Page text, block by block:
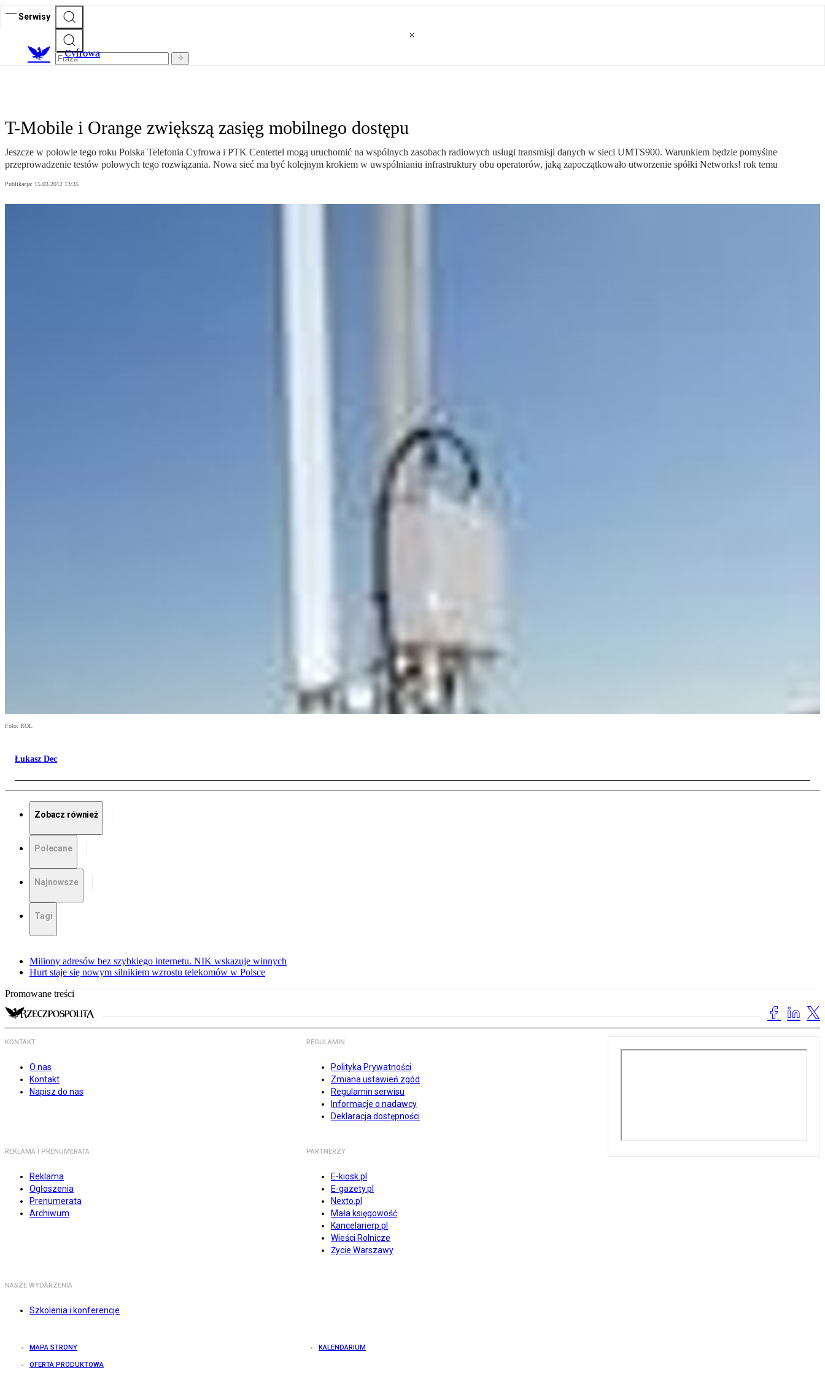
Serwisy
Cyfrowa
T-Mobile i Orange zwiększą zasięg mobilnego dostępu
Jeszcze w połowie tego roku Polska Telefonia Cyfrowa i PTK Centertel mogą uruchomić na wspólnych zasobach radiowych usługi transmisji danych w sieci UMTS900. Warunkiem będzie pomyślne
przeprowadzenie testów polowych tego rozwiązania. Nowa sieć ma być kolejnym krokiem w uwspólnianiu infrastruktury obu operatorów, jaką zapoczątkowało utworzenie spółki Networks! rok temu
Publikacja: 15.03.2012 13:35
Foto: ROL
Łukasz Dec
Zobacz również
Polecane
Najnowsze
Tagi
Miliony adresów bez szybkiego internetu. NIK wskazuje winnych
Hurt staje się nowym silnikiem wzrostu telekomów w Polsce
Promowane treści
KONTAKT
O nas
Kontakt
Napisz do nas
REGULAMIN
Polityka Prywatności
Zmiana ustawień zgód
Regulamin serwisu
Informacje o nadawcy
Deklaracja dostępności
REKLAMA I PRENUMERATA
Reklama
Ogłoszenia
Prenumerata
Archiwum
PARTNERZY
E-kiosk.pl
E-gazety.pl
Nexto.pl
Mała księgowość
Kancelarierp.pl
Wieści Rolnicze
Życie Warszawy
NASZE WYDARZENIA
Szkolenia i konferencje
MAPA STRONY KALENDARIUM
OFERTA PRODUKTOWA